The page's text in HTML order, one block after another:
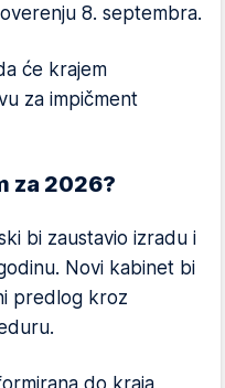
8. septembra.
će krajem
za impičment
za 2026?
bi zaustavio izradu i
Novi kabinet bi
predlog kroz
do kraja